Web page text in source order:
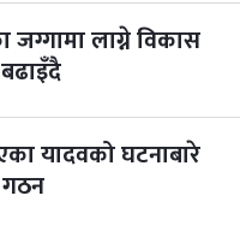
जग्गामा लाग्ने विकास
यादवको घटनाबारे
गठन